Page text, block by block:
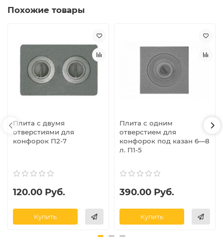
Похожие товары
Плита с двумя
отверстиями для
конфорок П2-7
120.00 Руб.
Купить
Плита с одним
отверстием для
конфорок под казан 6—8
л. П1-5
390.00 Руб.
Купить